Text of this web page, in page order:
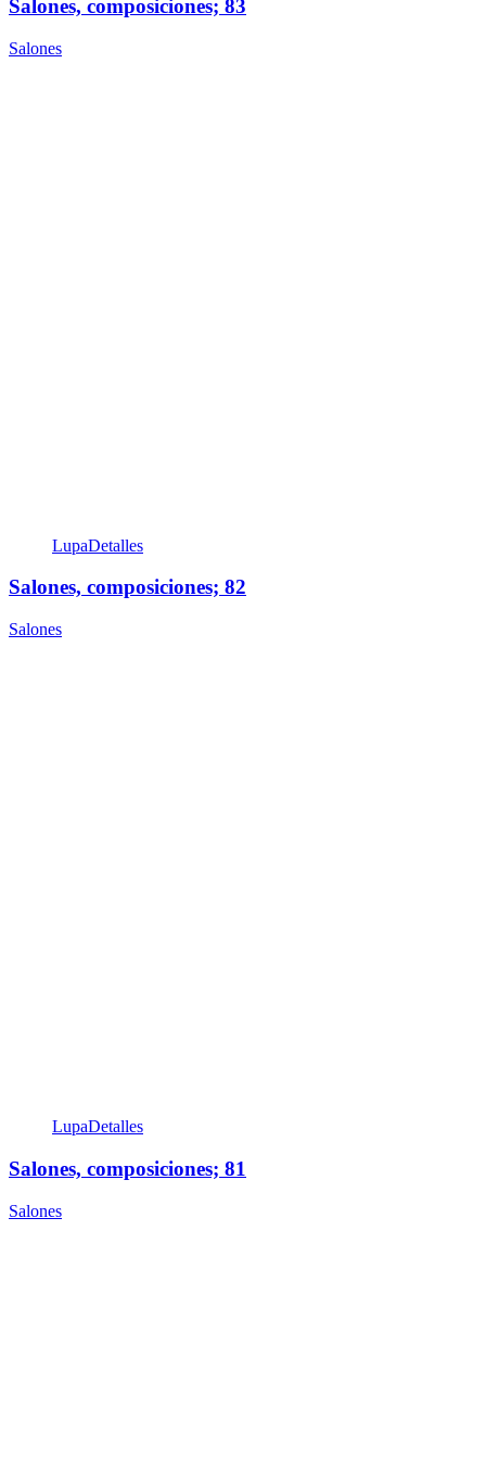
Salones, composiciones; 83
Salones
LupaDetalles
Salones, composiciones; 82
Salones
LupaDetalles
Salones, composiciones; 81
Salones